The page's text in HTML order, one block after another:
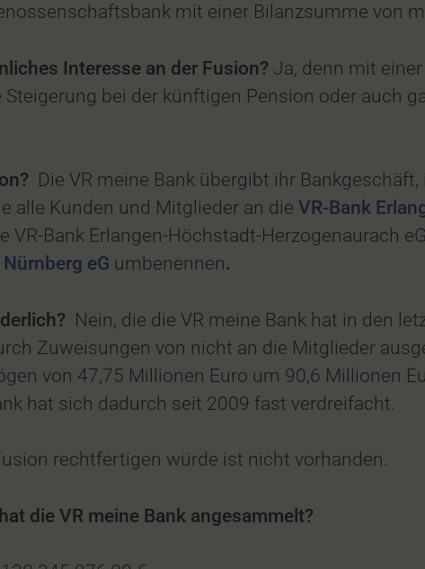
mit einer Bilanzsumme von
Interesse an der Fusion? Ja, denn mit
bei der künftigen Pension oder auch
Die VR meine Bank übergibt ihr
alle Kunden und Mitglieder an die VR-Bank
VR-Bank Erlangen-Höchstadt-Herzogenaurach
eG umbenennen.
Nein, die die VR meine Bank hat in den
Zuweisungen von nicht an die Mitglieder
von 47,75 Millionen Euro um 90,6 Millionen
hat sich dadurch seit 2009 fast verdreifacht.
rechtfertigen würde ist nicht vorhanden.
die VR meine Bank angesammelt?